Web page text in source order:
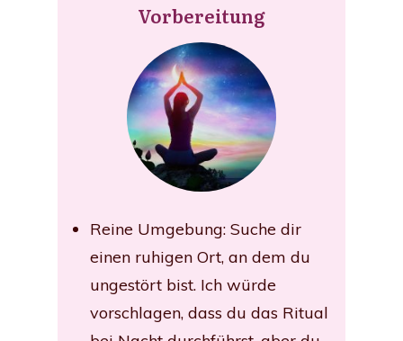
Vorbereitung
Reine Umgebung: Suche dir
einen ruhigen Ort, an dem du
ungestört bist. Ich würde
vorschlagen, dass du das Ritual